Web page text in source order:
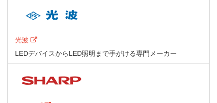
光波
LEDデバイスからLED照明まで手がける専門メーカー